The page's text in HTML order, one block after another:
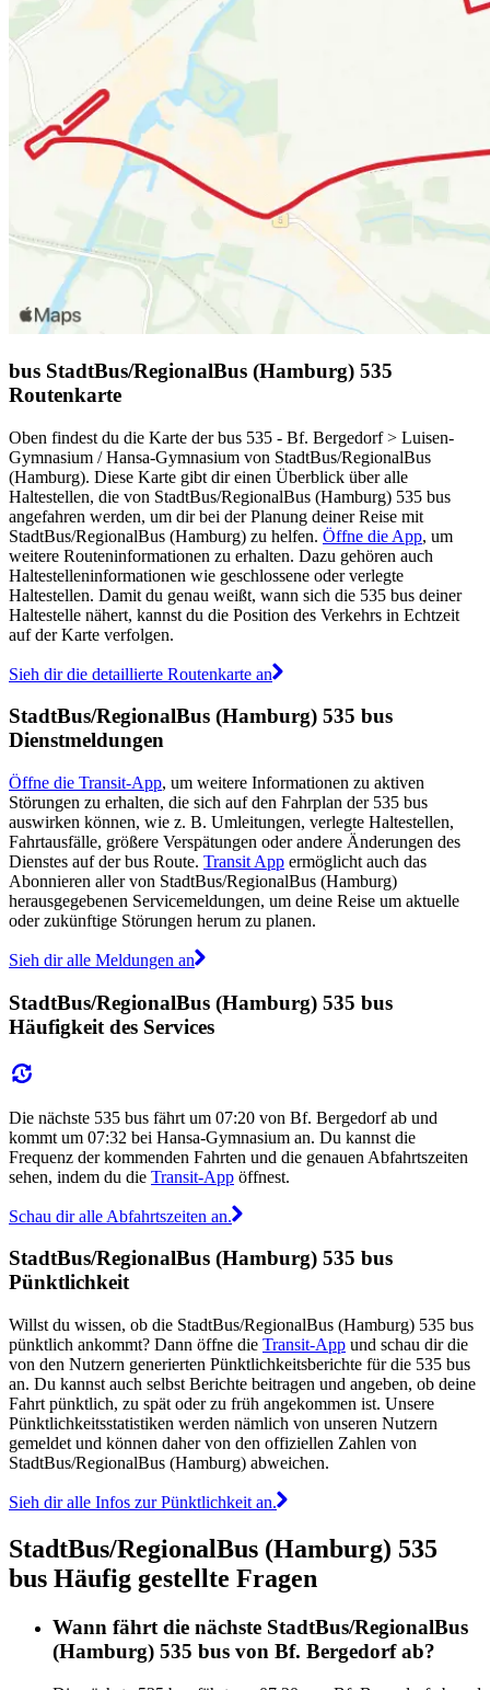
bus StadtBus/RegionalBus (Hamburg) 535
Routenkarte
Oben findest du die Karte der bus 535 - Bf. Bergedorf > Luisen-
Gymnasium / Hansa-Gymnasium von StadtBus/RegionalBus
(Hamburg). Diese Karte gibt dir einen Überblick über alle
Haltestellen, die von StadtBus/RegionalBus (Hamburg) 535 bus
angefahren werden, um dir bei der Planung deiner Reise mit
StadtBus/RegionalBus (Hamburg) zu helfen. Öffne die App, um
weitere Routeninformationen zu erhalten. Dazu gehören auch
Haltestelleninformationen wie geschlossene oder verlegte
Haltestellen. Damit du genau weißt, wann sich die 535 bus deiner
Haltestelle nähert, kannst du die Position des Verkehrs in Echtzeit
auf der Karte verfolgen.
Sieh dir die detaillierte Routenkarte an
StadtBus/RegionalBus (Hamburg) 535 bus
Dienstmeldungen
Öffne die Transit-App, um weitere Informationen zu aktiven
Störungen zu erhalten, die sich auf den Fahrplan der 535 bus
auswirken können, wie z. B. Umleitungen, verlegte Haltestellen,
Fahrtausfälle, größere Verspätungen oder andere Änderungen des
Dienstes auf der bus Route. Transit App ermöglicht auch das
Abonnieren aller von StadtBus/RegionalBus (Hamburg)
herausgegebenen Servicemeldungen, um deine Reise um aktuelle
oder zukünftige Störungen herum zu planen.
Sieh dir alle Meldungen an
StadtBus/RegionalBus (Hamburg) 535 bus
Häufigkeit des Services
Die nächste 535 bus fährt um 07:20 von Bf. Bergedorf ab und
kommt um 07:32 bei Hansa-Gymnasium an. Du kannst die
Frequenz der kommenden Fahrten und die genauen Abfahrtszeiten
sehen, indem du die Transit-App öffnest.
Schau dir alle Abfahrtszeiten an.
StadtBus/RegionalBus (Hamburg) 535 bus
Pünktlichkeit
Willst du wissen, ob die StadtBus/RegionalBus (Hamburg) 535 bus
pünktlich ankommt? Dann öffne die Transit-App und schau dir die
von den Nutzern generierten Pünktlichkeitsberichte für die 535 bus
an. Du kannst auch selbst Berichte beitragen und angeben, ob deine
Fahrt pünktlich, zu spät oder zu früh angekommen ist. Unsere
Pünktlichkeitsstatistiken werden nämlich von unseren Nutzern
gemeldet und können daher von den offiziellen Zahlen von
StadtBus/RegionalBus (Hamburg) abweichen.
Sieh dir alle Infos zur Pünktlichkeit an.
StadtBus/RegionalBus (Hamburg) 535
bus Häufig gestellte Fragen
Wann fährt die nächste StadtBus/RegionalBus
(Hamburg) 535 bus von Bf. Bergedorf ab?